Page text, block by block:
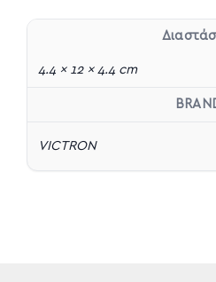
4.4 × 12 × 4.4 cm
VICTRON